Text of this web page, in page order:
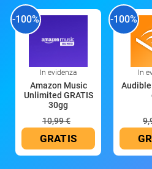
-100%
In evidenza
Amazon Music
Unlimited GRATIS
30gg
10,99 €
GRATIS
-100%
In